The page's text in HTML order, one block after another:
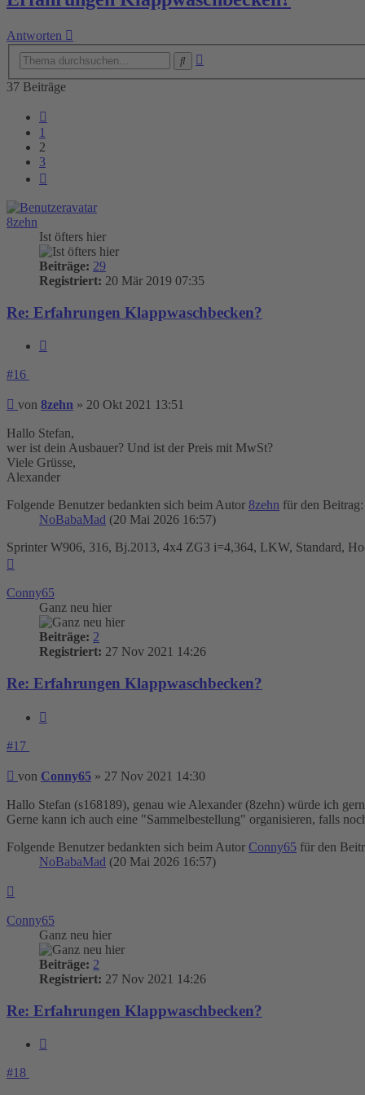
Antworten
37 Beiträge
1
2
3
8zehn
Ist öfters hier
Beiträge: 29
Registriert: 20 Mär 2019 07:35
Re: Erfahrungen Klappwaschbecken?
#16
Beitrag
von 8zehn » 20 Okt 2021 13:51
Hallo Stefan,
wer ist dein Ausbauer? Und ist der Preis mit MwSt?
Viele Grüsse,
Alexander
Folgende Benutzer bedankten sich beim Autor 8zehn für den Beitrag:
NoBabaMad (20 Mai 2026 16:57)
Sprinter W906, 316, Bj.2013, 4x4 ZG3 i=4,364, LKW, Standard,
Conny65
Ganz neu hier
Beiträge: 2
Registriert: 27 Nov 2021 14:26
Re: Erfahrungen Klappwaschbecken?
#17
Beitrag
von Conny65 » 27 Nov 2021 14:30
Hallo Stefan (s168189), genau wie Alexander (8zehn) würde ich
Gerne kann ich auch eine "Sammelbestellung" organisieren, falls
Folgende Benutzer bedankten sich beim Autor Conny65 für den
NoBabaMad (20 Mai 2026 16:57)
Conny65
Ganz neu hier
Beiträge: 2
Registriert: 27 Nov 2021 14:26
Re: Erfahrungen Klappwaschbecken?
#18